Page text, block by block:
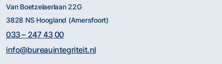
Van Boetzelaerlaan 22G
3828 NS Hoogland (Amersfoort)
033 – 247 43 00
info@bureauintegriteit.nl